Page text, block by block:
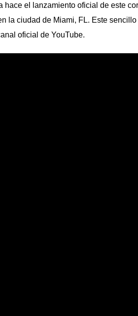
hace el lanzamiento oficial de este
la ciudad de Miami, FL. Este
oficial de YouTube.